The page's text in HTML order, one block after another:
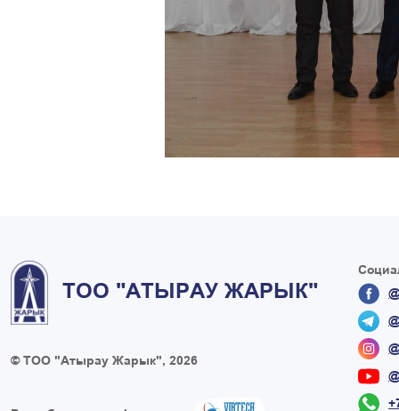
ТОО "АТЫРАУ ЖАРЫК"
© ТОО "Атырау Жарык", 2026